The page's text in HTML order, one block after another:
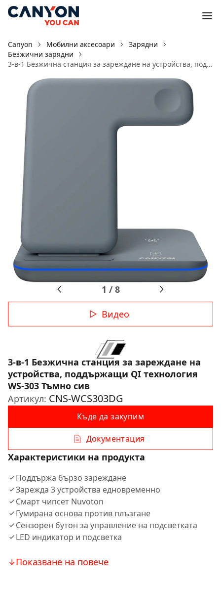
Canyon Мобилни аксесоари
Зарядни
Безжични зарядни
3-в-1 Безжична станция за зареждане на устройства, поддържащи QI технология WS-303 Тъмно сив
1 /8
Видео
3-в-1 Безжична станция за зареждане на
устройства, поддържащи QI технология
WS-303 Тъмно сив
Артикул: CNS-WCS303DG
Къде да закупим
Документация
Характеристики на продукта
Поддържа бързо зареждане
Зарежда 3 устройства едновременно
Смарт чипсет Nuvoton
Гумирана основа против плъзгане
Сензорен бутон за управление на подсветката
LED индикатор и подсветка
Показване на повече